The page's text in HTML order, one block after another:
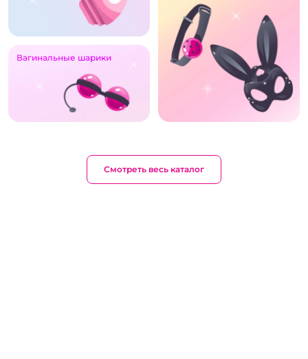
Вагинальные шарики
Смотреть весь каталог